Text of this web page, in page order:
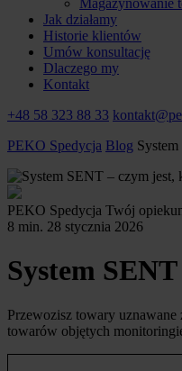
Magazynowanie
Jak działamy
Historie klientów
Umów konsultację
Dlaczego my
Kontakt
+48 58 323 88 33
PEKO Spedycja Blog
PEKO Spedycja Twój
8 min. 28 stycznia 2026
System
Przewozisz towary
towarów objętych